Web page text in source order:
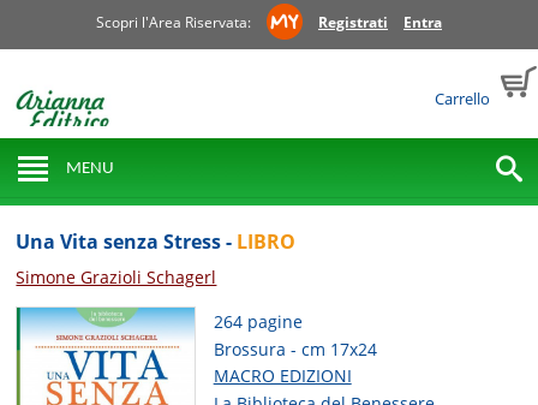
Scopri l'Area Riservata: Registrati Entra
Carrello
MENU
Una Vita senza Stress - LIBRO
Simone Grazioli Schagerl
264 pagine
Brossura - cm 17x24
MACRO EDIZIONI